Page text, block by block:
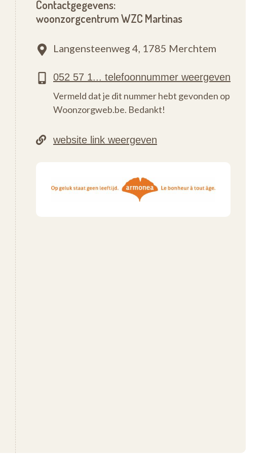
Contactgegevens:
woonzorgcentrum WZC Martinas
Langensteenweg 4, 1785 Merchtem
Vermeld dat je dit nummer hebt gevonden op
Woonzorgweb.be. Bedankt!